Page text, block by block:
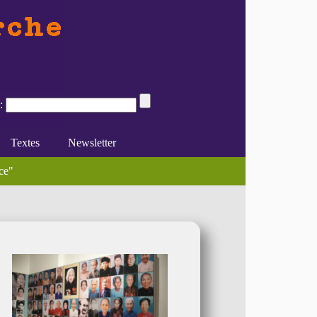
Fraenkel, Lydie Rauzier, (...)
du féminisme
interview avec Ela (...)
Textes Newsletter